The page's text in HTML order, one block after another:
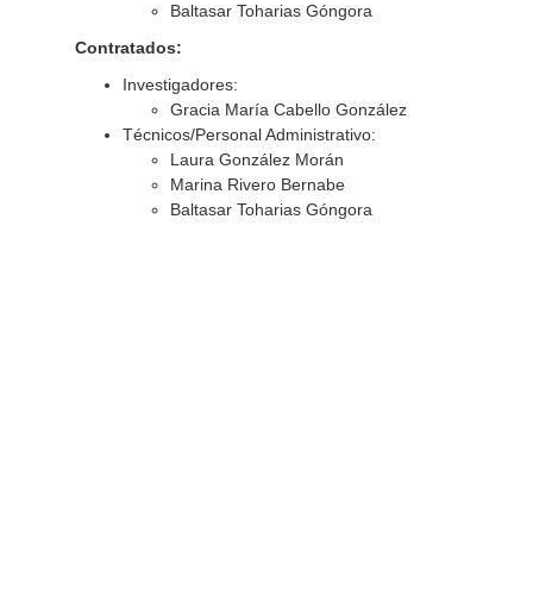
Baltasar Toharias Góngora
Contratados:
Investigadores:
Gracia María Cabello González
Técnicos/Personal Administrativo:
Laura González Morán
Marina Rivero Bernabe
Baltasar Toharias Góngora